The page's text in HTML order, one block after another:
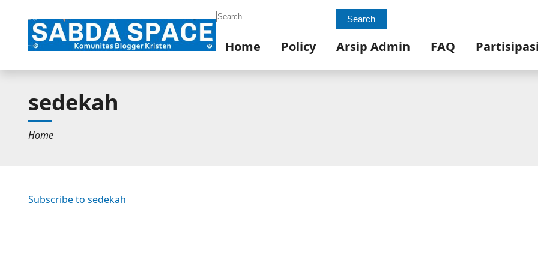
Search Search
Home Policy Arsip Admin FAQ
sedekah
Home
Subscribe to sedekah